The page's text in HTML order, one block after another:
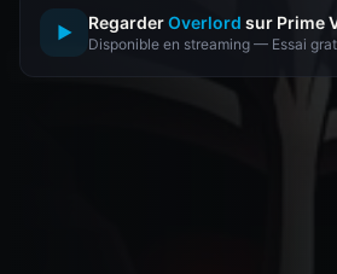
▶ RegarderOverlord sur Prime
Disponible en streaming — Essai